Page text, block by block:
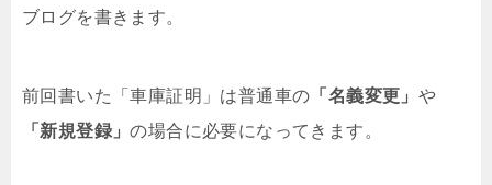
ブログを書きます。
前回書いた「車庫証明」は普通車の 「名義変更」 や
「新規登録」の場合に必要になってきます。